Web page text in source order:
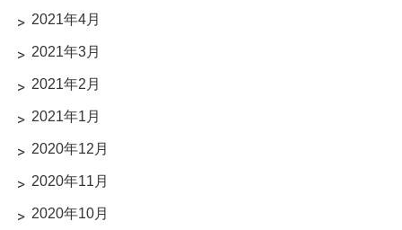
2021年4月
2021年3月
2021年2月
2021年1月
2020年12月
2020年11月
2020年10月